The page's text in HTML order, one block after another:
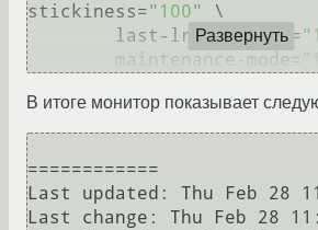
stickiness="100"
\
        last-lrm-refresh=
        maintenance-mode=
Развернуть
В итоге монитор показывает
============
Last updated: Thu Feb 28
Last change: Thu Feb 28